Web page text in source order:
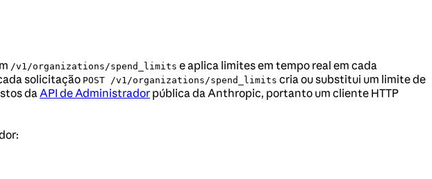
/v1/organizations/spend_limits e aplica limites em tempo real em cada
solicitação POST /v1/organizations/spend_limits cria ou substitui um limite de
da API de Administrador pública da Anthropic, portanto um cliente HTTP